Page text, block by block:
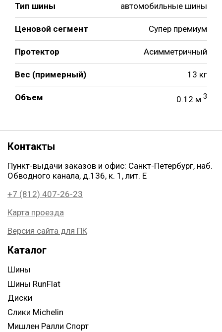
Тип шины автомобильные шины
Ценовой сегмент Супер премиум
Протектор Асимметричный
Вес (примерный) 13 кг
Объем 0.12 м 3
Контакты
Пункт-выдачи заказов и офис: Санкт-Петербург, наб.
Обводного канала, д.136, к. 1, лит. Е
+7 (812) 407-26-23
Карта проезда
Версия сайта для ПК
Каталог
Шины
Шины RunFlat
Диски
Слики Michelin
Мишлен Ралли Спорт